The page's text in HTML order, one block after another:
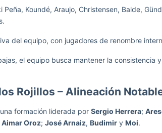
Koundé, Araujo, Christensen, Balde,
del equipo, con jugadores de renombre
el equipo busca mantener la consistencia
Rojillos – Alineación
formación liderada por Sergio Herrera;
Aimar Oroz; José Arnaiz, Budimir y Moi.